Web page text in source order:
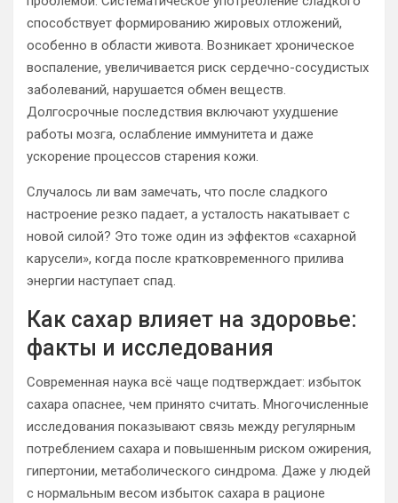
способствует формированию жировых отложений,
особенно в области живота. Возникает хроническое
воспаление, увеличивается риск сердечно-сосудистых
заболеваний, нарушается обмен веществ.
Долгосрочные последствия включают ухудшение
работы мозга, ослабление иммунитета и даже
ускорение процессов старения кожи.
Случалось ли вам замечать, что после сладкого
настроение резко падает, а усталость накатывает с
новой силой? Это тоже один из эффектов «сахарной
карусели», когда после кратковременного прилива
энергии наступает спад.
Как сахар влияет на здоровье:
факты и исследования
Современная наука всё чаще подтверждает: избыток
сахара опаснее, чем принято считать. Многочисленные
исследования показывают связь между регулярным
потреблением сахара и повышенным риском ожирения,
гипертонии, метаболического синдрома. Даже у людей
с нормальным весом избыток сахара в рационе